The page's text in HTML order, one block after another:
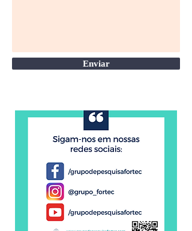
Enviar